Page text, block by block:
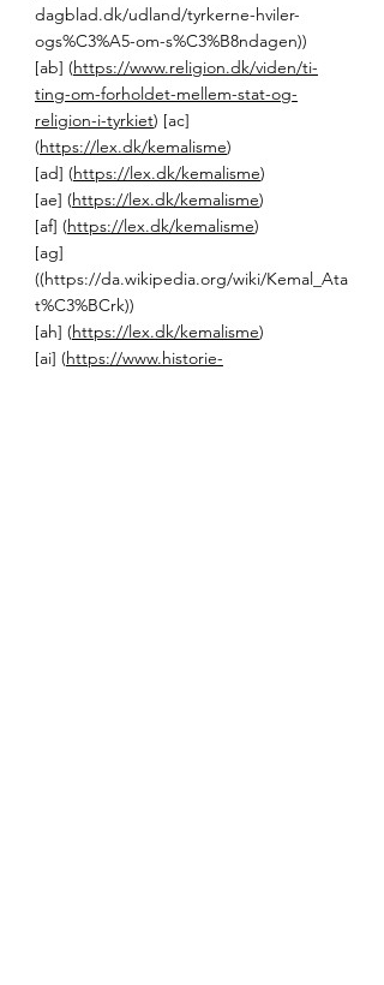
dagblad.dk/udland/tyrkerne-hviler-
ogs%C3%A5-om-s%C3%B8ndagen))
[ab] (https://www.religion.dk/viden/ti-
ting-om-forholdet-mellem-stat-og-
religion-i-tyrkiet) [ac]
(https://lex.dk/kemalisme)
[ad] (https://lex.dk/kemalisme)
[ae] (https://lex.dk/kemalisme)
[af] (https://lex.dk/kemalisme)
[ag]
((https://da.wikipedia.org/wiki/Kemal_Ata
t%C3%BCrk))
[ah] (https://lex.dk/kemalisme)
[ai] (https://www.historie-